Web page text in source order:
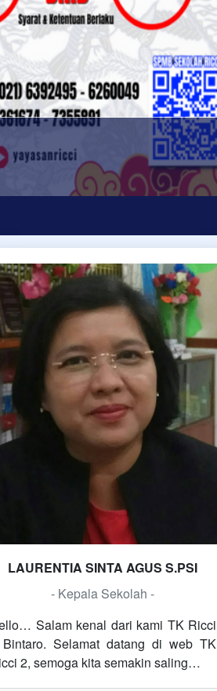
LAURENTIA SINTA AGUS S.PSI
- Kepala Sekolah -
Salam kenal dari kami TK Ricci
Selamat datang di web TK
2, semoga kita semakin saling…